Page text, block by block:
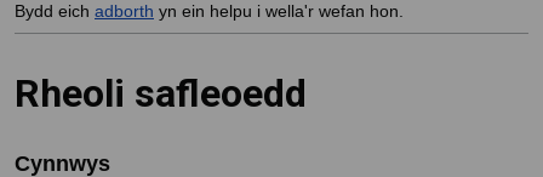
Bydd eich adborth yn ein helpu i wella'r wefan hon.
Rheoli safleoedd
Cynnwys